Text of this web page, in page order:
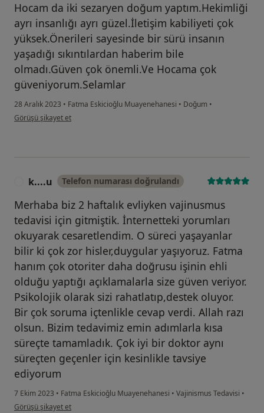
Hocam da iki sezaryen doğum yaptım.Hekimliği
ayrı insanlığı ayrı güzel.İletişim kabiliyeti çok
yüksek.Önerileri sayesinde bir sürü insanın
yaşadığı sıkıntılardan haberim bile
olmadı.Güven çok önemli.Ve Hocama çok
güveniyorum.Selamlar
28 Aralık 2023 • Fatma Eskicioğlu Muayenehanesi • Doğum •
kullanıcının görüşüne göre tz...a
Görüşü şikayet et
k....u Telefon numarası doğrulandı
Merhaba biz 2 haftalık evliyken vajinusmus
tedavisi için gitmiştik. İnternetteki yorumları
okuyarak cesaretlendim. O süreci yaşayanlar
bilir ki çok zor hisler,duygular yaşıyoruz. Fatma
hanım çok otoriter daha doğrusu işinin ehli
olduğu yaptığı açıklamalarla size güven veriyor.
Psikolojik olarak sizi rahatlatıp,destek oluyor.
Bir çok soruma içtenlikle cevap verdi. Allah razı
olsun. Bizim tedavimiz emin adımlarla kısa
süreçte tamamladık. Çok iyi bir doktor aynı
süreçten geçenler için kesinlikle tavsiye
ediyorum
7 Ekim 2023 • Fatma Eskicioğlu Muayenehanesi • Vajinismus Tedavisi •
kullanıcının görüşüne göre k....u
Görüşü şikayet et